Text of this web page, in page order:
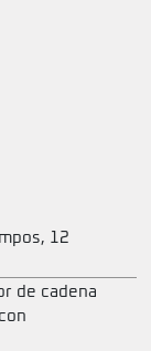
12
de cadena